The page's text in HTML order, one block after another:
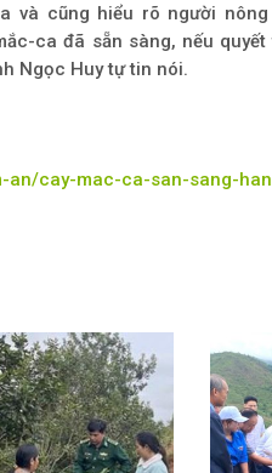
và cũng hiểu rõ người
ca đã sẵn sàng, nếu
Ngọc Huy tự tin nói.
an/cay-mac-ca-san-sang-